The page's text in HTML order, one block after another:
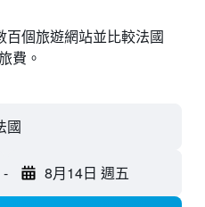
個旅遊網站並比較法國
費。
國
- 8月14日 週五